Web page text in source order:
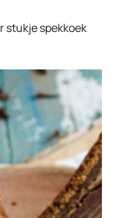
stukje spekkoek